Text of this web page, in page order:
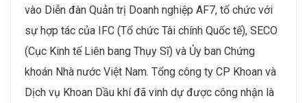
vào Diễn đàn Quản trị Doanh nghiệp AF7, tổ chức với
sự hợp tác của IFC (Tổ chức Tài chính Quốc tế), SECO
(Cục Kinh tế Liên bang Thụy Sĩ) và Ủy ban Chứng
khoán Nhà nước Việt Nam. Tổng công ty CP Khoan và
Dịch vụ Khoan Dầu khí đã vinh dự được công nhận là